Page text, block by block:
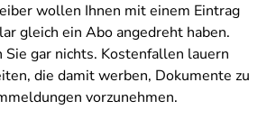
wollen Ihnen mit einem Eintrag
gleich ein Abo angedreht haben.
Sie gar nichts. Kostenfallen lauern
die damit werben, Dokumente zu
vorzunehmen.